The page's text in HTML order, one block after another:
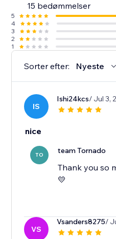
15 bedømmelser
5
4
3
2
1
Sorter efter: Nyeste
IS
Ishi24kcs/ Jul 3,
nice
TO team Tornado
Thank you so
💛
VS
Vsanders8275/